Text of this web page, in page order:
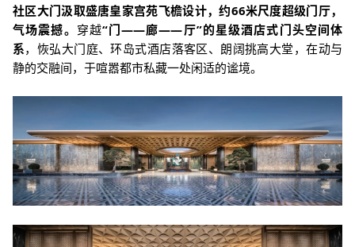
社区大门汲取盛唐皇家宫苑飞檐设计，约66米尺度超级门厅，
气场震撼。 穿越“门——廊——厅”的星级酒店式门头空间体
系，恢弘大门庭、环岛式酒店落客区、朗阔挑高大堂，在动与
静的交融间，于喧嚣都市私藏一处闲适的谧境。